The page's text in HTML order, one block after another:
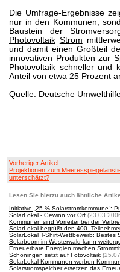
Die Umfrage-Ergebnisse
nur in den Kommunen,
Baustein der
Photovoltaik Strom
und damit einen Großteil
innovativen Produkten zur
Photovoltaik schneller und
Anteil von etwa 25 Prozent
Quelle: Deutsche
Vorheriger Artikel:
Projektionen zum
unterschätzt?
Lesen Sie hierzu auch ähnliche
Initiative „25 % Solarstromkommune“:
SolarLokal - Gewinn vor Ort
Kommunen sind Vorreiter bei der
SolarLokal begrüßt den 400.
SolarLokal T-Shirt-Wettbewerb:
Solarboom im Westerwald kann
Erneuerbare Energien machen
Schöningen setzt auf Fotovoltaik
SolarLokal-Kommunen werben
Solarstromspeicher ersetzen das